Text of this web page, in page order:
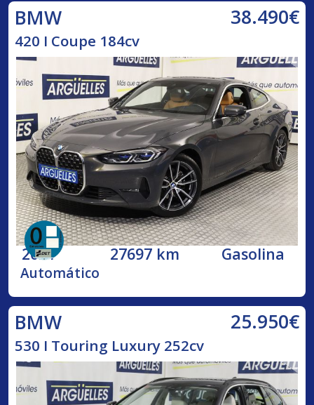
BMW 38.490€
420 I Coupe 184cv
2021 27697 km Gasolina
Automático
BMW 25.950€
530 I Touring Luxury 252cv